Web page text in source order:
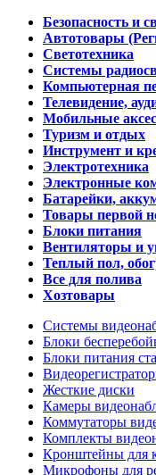
Безопасность и
Автотовары
Светотехника
Системы
Компьютерная
Телевидение,
Мобильные
Туризм и отдых
Инструмент и
Электротехника
Электронные
Батарейки,
Товары первой
Блоки питания
Вентиляторы и
Теплый пол,
Все для полива
Хозтовары
Системы
Блоки
Блоки питания
Жесткие диски
Камеры
Коммутаторы
Комплекты
Кронштейны для
Микрофоны для